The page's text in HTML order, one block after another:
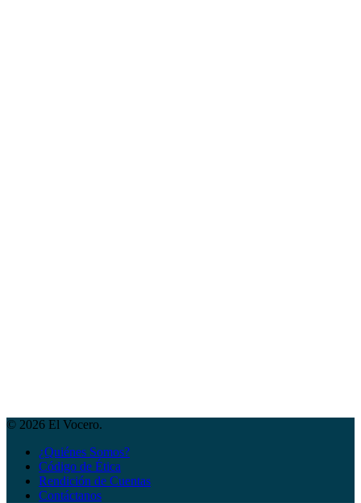
© 2026 El Vocero.
¿Quiénes Somos?
Código de Ética
Rendición de Cuentas
Contáctanos